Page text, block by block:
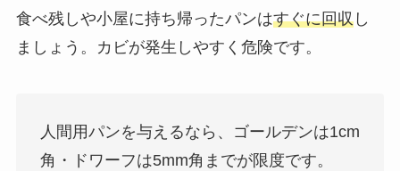
食べ残しや小屋に持ち帰ったパンはすぐに回収し
ましょう。カビが発生しやすく危険です。
人間用パンを与えるなら、ゴールデンは1cm
角・ドワーフは5mm角までが限度です。